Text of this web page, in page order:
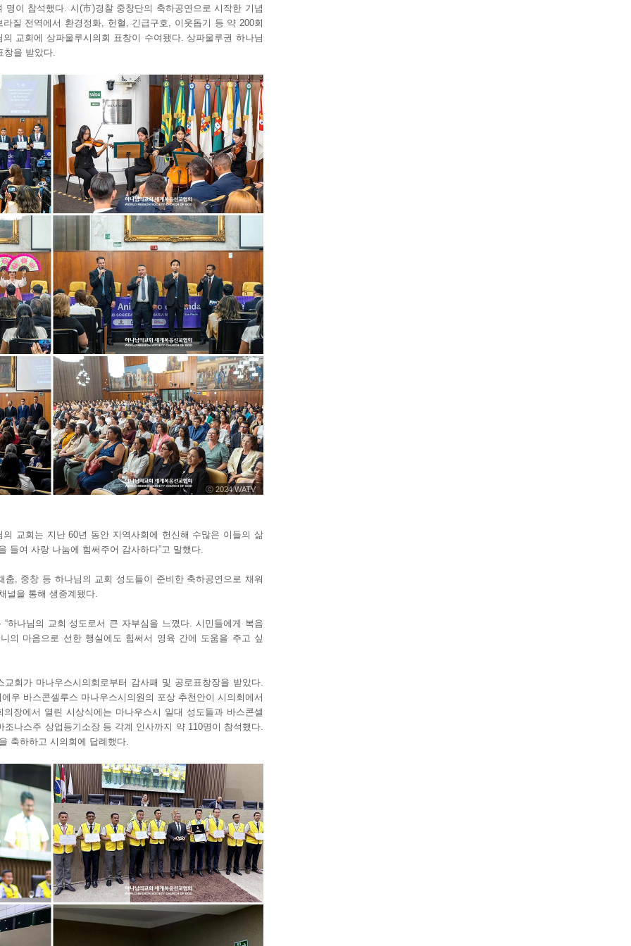
이 참석했다. 시(市)경찰 중창단의 축하공연으로 시작한 기념
질 전역에서 환경정화, 헌혈, 긴급구호, 이웃돕기 등 약 200회
교회에 상파울루시의회 표창이 수여됐다. 상파울루권 하나님
창을 받았다.
ⓒ 2024 WATV
의 교회는 지난 60년 동안 지역사회에 헌신해 수많은 이들의 삶
들여 사랑 나눔에 힘써주어 감사하다”고 말했다.
춤, 중창 등 하나님의 교회 성도들이 준비한 축하공연으로 채워
널을 통해 생중계됐다.
하나님의 교회 성도로서 큰 자부심을 느꼈다. 시민들에게 복음
의 마음으로 선한 행실에도 힘써서 영육 간에 도움을 주고 싶
회가 마나우스시의회로부터 감사패 및 공로표창장을 받았다.
우 바스콘셀루스 마나우스시의원의 포상 추천안이 시의회에서
장에서 열린 시상식에는 마나우스시 일대 성도들과 바스콘셀
나스주 상업등기소장 등 각계 인사까지 약 110명이 참석했다.
축하하고 시의회에 답례했다.